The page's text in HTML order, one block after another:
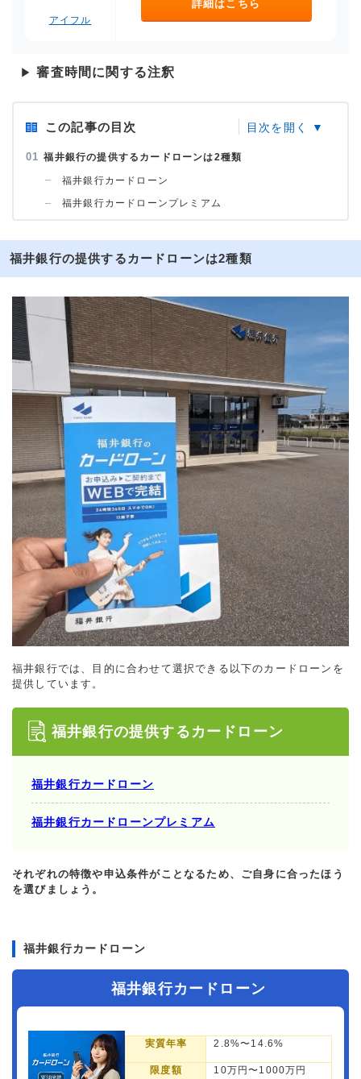
アイフル
詳細はこちら
▶ 審査時間に関する注釈
この記事の目次
福井銀行の提供するカードローンは2種類
福井銀行カードローン
福井銀行カードローンプレミアム
福井銀行の提供するカードローンは2種類
福井銀行では、目的に合わせて選択できる以下のカードローンを
提供しています。
福井銀行の提供するカードローン
福井銀行カードローン
福井銀行カードローンプレミアム
それぞれの特徴や申込条件がことなるため、ご自身に合ったほう
を選びましょう。
福井銀行カードローン
福井銀行カードローン
実質年率 2.8%〜14.6%
限度額 10万円〜1000万円